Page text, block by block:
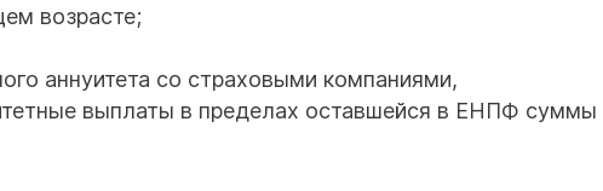
возрасте;
аннуитета со страховыми компаниями,
выплаты в пределах оставшейся в ЕНПФ суммы